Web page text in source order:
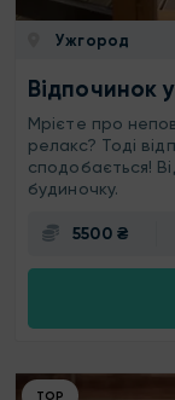
Ужгород
Відпочинок
Мрієте про
релакс? Тоді
сподобається!
будиночку.
5500 ₴
ТОР